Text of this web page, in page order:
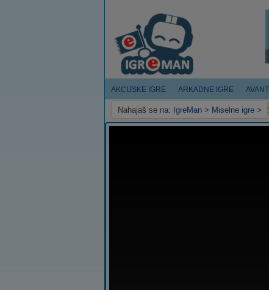
AKCIJSKE IGRE ARKADNE IGRE
Nahajaš se na: IgreMan > Miselne igre >